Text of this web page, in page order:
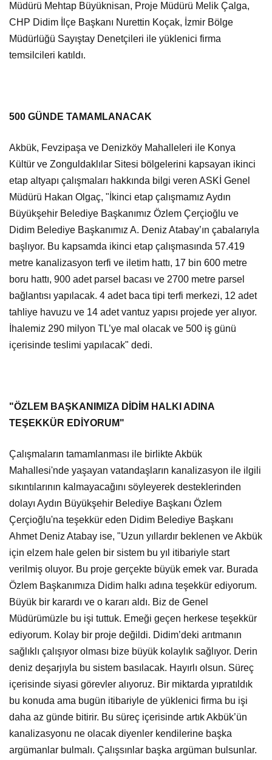
Müdürü Mehtap Büyüknisan, Proje Müdürü Melik Çalga,
CHP Didim İlçe Başkanı Nurettin Koçak, İzmir Bölge
Müdürlüğü Sayıştay Denetçileri ile yüklenici firma
temsilcileri katıldı.
500 GÜNDE TAMAMLANACAK
Akbük, Fevzipaşa ve Denizköy Mahalleleri ile Konya
Kültür ve Zonguldaklılar Sitesi bölgelerini kapsayan ikinci
etap altyapı çalışmaları hakkında bilgi veren ASKİ Genel
Müdürü Hakan Olgaç, "İkinci etap çalışmamız Aydın
Büyükşehir Belediye Başkanımız Özlem Çerçioğlu ve
Didim Belediye Başkanımız A. Deniz Atabay’ın çabalarıyla
başlıyor. Bu kapsamda ikinci etap çalışmasında 57.419
metre kanalizasyon terfi ve iletim hattı, 17 bin 600 metre
boru hattı, 900 adet parsel bacası ve 2700 metre parsel
bağlantısı yapılacak. 4 adet baca tipi terfi merkezi, 12 adet
tahliye havuzu ve 14 adet vantuz yapısı projede yer alıyor.
İhalemiz 290 milyon TL’ye mal olacak ve 500 iş günü
içerisinde teslimi yapılacak" dedi.
"ÖZLEM BAŞKANIMIZA DİDİM HALKI ADINA
TEŞEKKÜR EDİYORUM"
Çalışmaların tamamlanması ile birlikte Akbük
Mahallesi'nde yaşayan vatandaşların kanalizasyon ile ilgili
sıkıntılarının kalmayacağını söyleyerek desteklerinden
dolayı Aydın Büyükşehir Belediye Başkanı Özlem
Çerçioğlu'na teşekkür eden Didim Belediye Başkanı
Ahmet Deniz Atabay ise, "Uzun yıllardır beklenen ve Akbük
için elzem hale gelen bir sistem bu yıl itibariyle start
verilmiş oluyor. Bu proje gerçekte büyük emek var. Burada
Özlem Başkanımıza Didim halkı adına teşekkür ediyorum.
Büyük bir karardı ve o kararı aldı. Biz de Genel
Müdürümüzle bu işi tuttuk. Emeği geçen herkese teşekkür
ediyorum. Kolay bir proje değildi. Didim’deki arıtmanın
sağlıklı çalışıyor olması bize büyük kolaylık sağlıyor. Derin
deniz deşarjıyla bu sistem basılacak. Hayırlı olsun. Süreç
içerisinde siyasi görevler alıyoruz. Bir miktarda yıpratıldık
bu konuda ama bugün itibariyle de yüklenici firma bu işi
daha az günde bitirir. Bu süreç içerisinde artık Akbük’ün
kanalizasyonu ne olacak diyenler kendilerine başka
argümanlar bulmalı. Çalışsınlar başka argüman bulsunlar.